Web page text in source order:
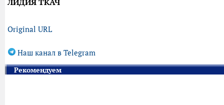
Original URL
Наш канал в Telegram
Рекомендуем